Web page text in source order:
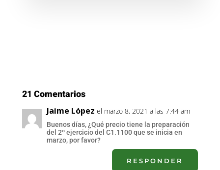
21 Comentarios
Jaime López el marzo 8, 2021 a las 7:44 am
Buenos días, ¿Qué precio tiene la preparación
del 2º ejercicio del C1.1100 que se inicia en
marzo, por favor?
RESPONDER